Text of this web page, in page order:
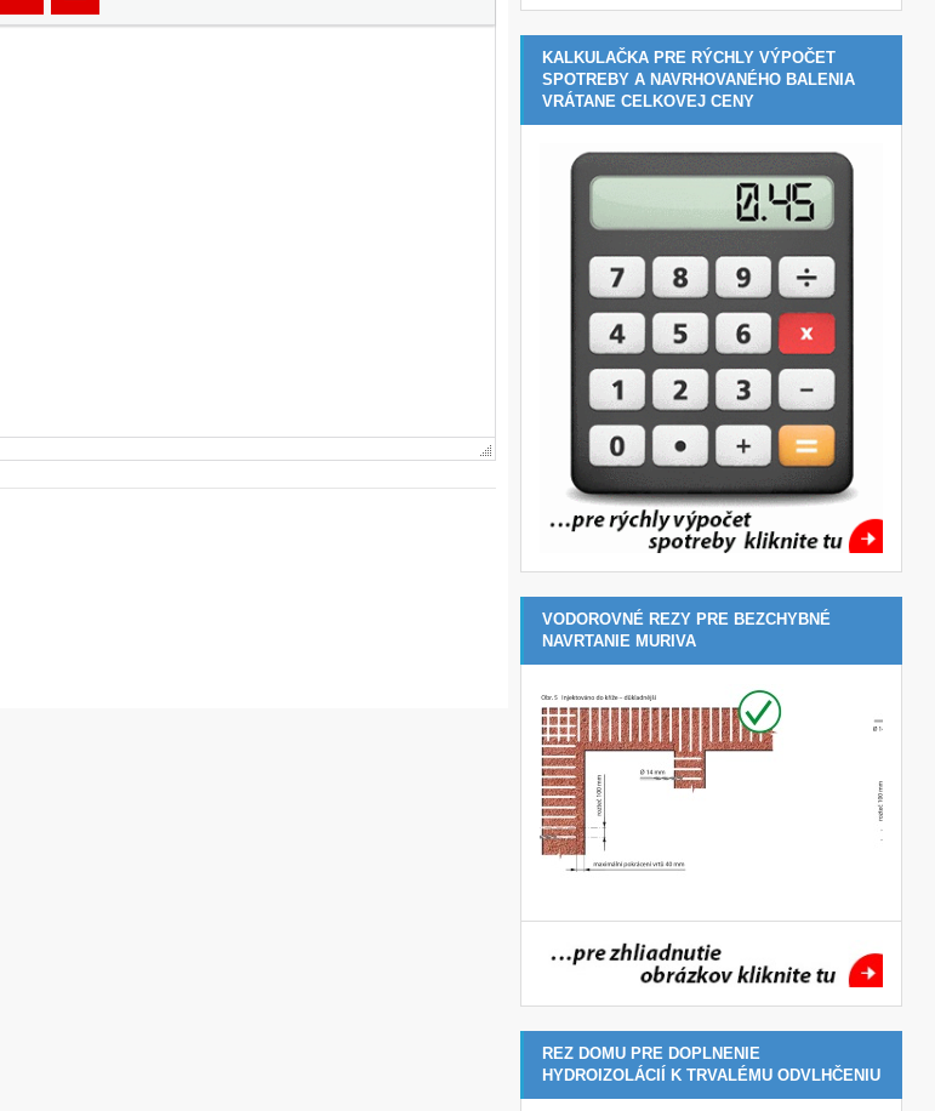
KALKULAČKA PRE RÝCHLY VÝPOČET
SPOTREBY A NAVRHOVANÉHO BALENIA
VRÁTANE CELKOVEJ CENY
VODOROVNÉ REZY PRE BEZCHYBNÉ
NAVRTANIE MURIVA
REZ DOMU PRE DOPLNENIE
HYDROIZOLÁCIÍ K TRVALÉMU ODVLHČENIU